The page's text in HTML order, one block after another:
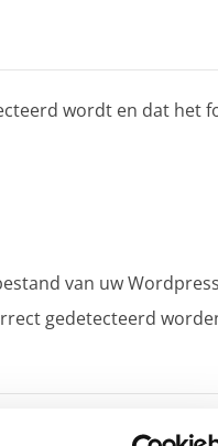
wordt en dat het
van uw
gedetecteerd